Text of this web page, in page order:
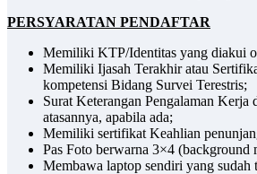
PERSYARATAN PENDAFTAR
Memiliki KTP/Identitas yang diakui
Memiliki Ijasah Terakhir atau
kompetensi Bidang Survei Terestris;
Surat Keterangan Pengalaman Kerja
atasannya, apabila ada;
Memiliki sertifikat Keahlian
Pas Foto berwarna 3×4 (background
Membawa laptop sendiri yang sudah